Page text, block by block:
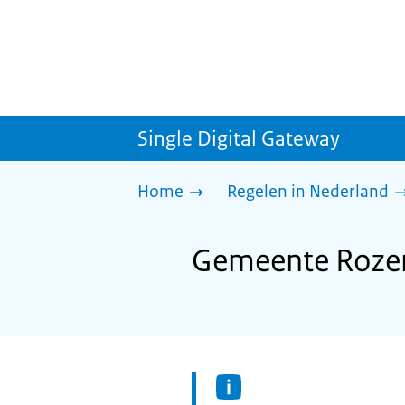
Single Digital Gateway
Home Regelen in Nederland
Gemeente